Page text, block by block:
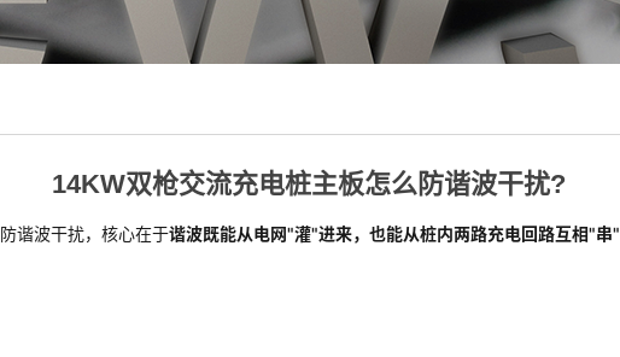
14KW双枪交流充电桩主板怎么防谐波干扰?
防谐波干扰，核心在于谐波既能从电网"灌"进来，也能从桩内两路充电回路互相"串"